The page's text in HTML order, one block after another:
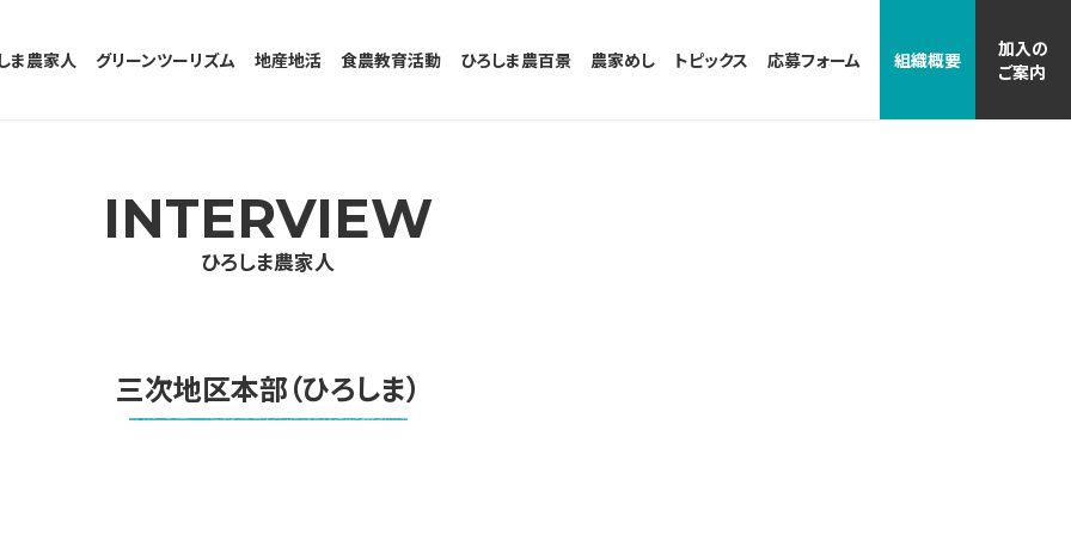
ま農家人
グリーンツーリズム
地産地活 食農教育活動 ひろしま農百景 農家めし トピックス 応募フォーム 組織概要
加入の
ご案内
INTERVIEW
ひろしま農家人
三次地区本部（ひろしま）